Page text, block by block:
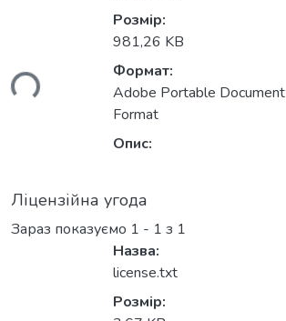
Розмір:
981,26 KB
Формат:
Adobe Portable Document
Format
Опис:
Ліцензійна угода
Зараз показуємо 1 - 1 з 1
Назва:
license.txt
Розмір: